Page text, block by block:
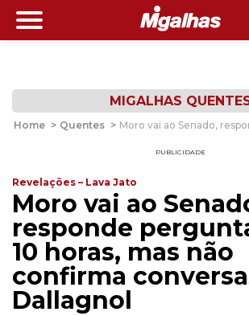
MIGALHAS
Home > Quentes > Moro vai ao Senado,
PUBLICIDADE
Revelações – Lava Jato
Moro vai ao
responde
10 horas, mas não
confirma
Dallagnol